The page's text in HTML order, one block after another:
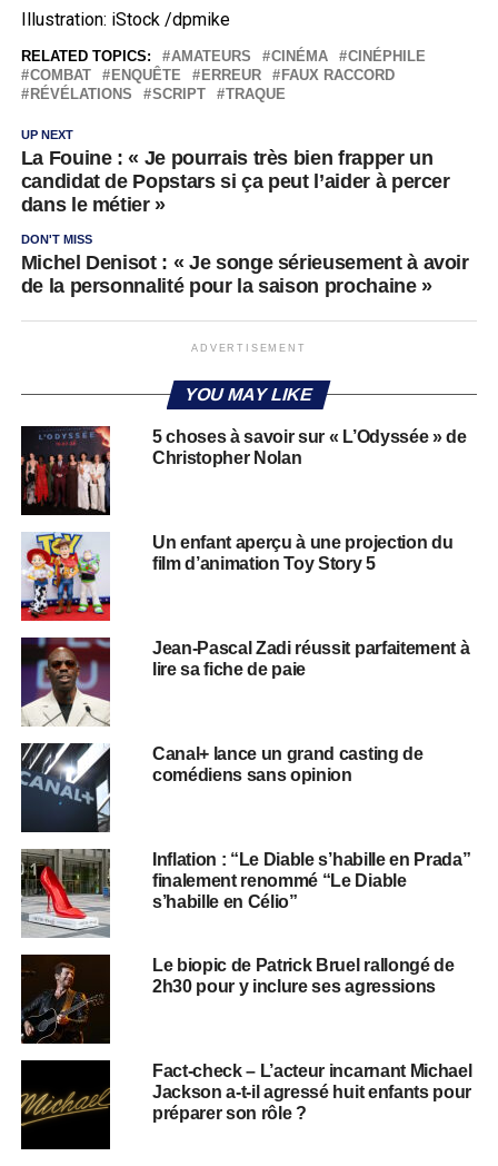
Illustration: iStock /dpmike
RELATED TOPICS: AMATEURS CINÉMA
CINÉPHILE
COMBAT
ENQUÊTE ERREUR
FAUX RACCORD
RÉVÉLATIONS
SCRIPT TRAQUE
UP NEXT
La Fouine : « Je pourrais très bien frapper un
candidat de Popstars si ça peut l’aider à percer
dans le métier »
DON'T MISS
Michel Denisot : « Je songe sérieusement à avoir
de la personnalité pour la saison prochaine »
ADVERTISEMENT
YOU MAY LIKE
5 choses à savoir sur « L’Odyssée » de
Christopher Nolan
Un enfant aperçu à une projection du
film d’animation Toy Story 5
Jean-Pascal Zadi réussit parfaitement à
lire sa fiche de paie
Canal+ lance un grand casting de
comédiens sans opinion
Inflation : “Le Diable s’habille en Prada”
finalement renommé “Le Diable
s’habille en Célio”
Le biopic de Patrick Bruel rallongé de
2h30 pour y inclure ses agressions
Fact-check – L’acteur incarnant Michael
Jackson a-t-il agressé huit enfants pour
préparer son rôle ?